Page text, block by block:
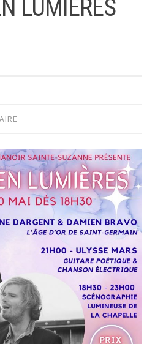
LUMIÈRES